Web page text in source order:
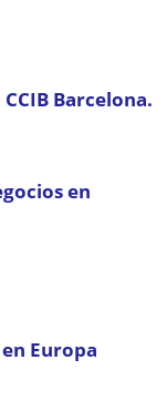
Barcelona.
en
Europa